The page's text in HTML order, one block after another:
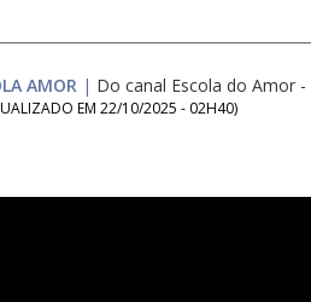
AMOR | Do canal Escola do Amor
EM 22/10/2025 - 02H40)